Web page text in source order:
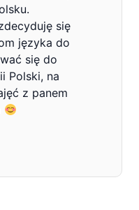
się
języka do
się do
Polski, na
z panem